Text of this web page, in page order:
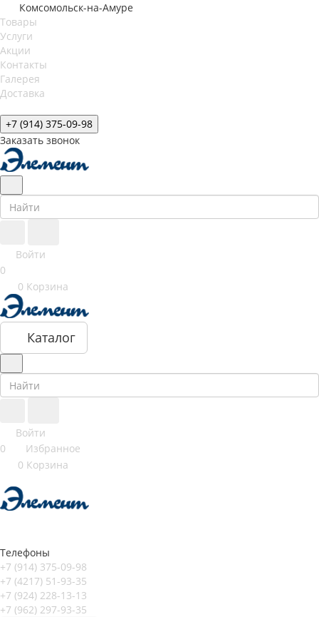
Комсомольск-на-Амуре
Товары
Услуги
Акции
Контакты
Галерея
Доставка
+7 (914) 375-09-98
Заказать звонок
Войти
0
0 Корзина
Каталог
Войти
0
Избранное
0 Корзина
Телефоны
+7 (914) 375-09-98
+7 (4217) 51-93-35
+7 (924) 228-13-13
+7 (962) 297-93-35